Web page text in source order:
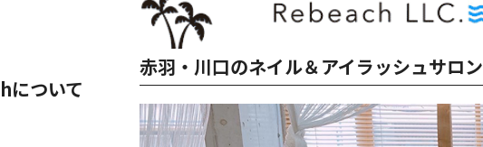
について
赤羽・川口のネイル＆アイラッシュサロン